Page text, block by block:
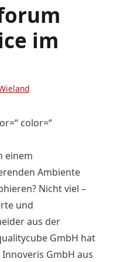
im
color=“
einem
Ambiente
Nicht viel –
und
aus der
GmbH hat
GmbH aus